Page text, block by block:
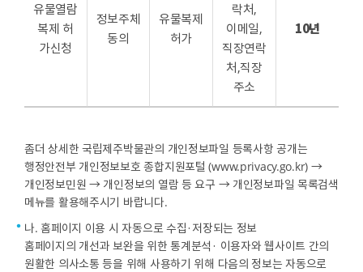
유물열람
복제 허
가신청
정보주체
동의
유물복제
허가
락처,
이메일,
직장연락
처,직장
주소
10년
좀더 상세한 국립제주박물관의 개인정보파일 등록사항 공개는
행정안전부 개인정보보호 종합지원포털 (www.privacy.go.kr) →
개인정보민원 → 개인정보의 열람 등 요구 → 개인정보파일 목록검색
메뉴를 활용해주시기 바랍니다.
나. 홈페이지 이용 시 자동으로 수집·저장되는 정보
홈페이지의 개선과 보완을 위한 통계분석· 이용자와 웹사이트 간의
원활한 의사소통 등을 위해 사용하기 위해 다음의 정보는 자동으로